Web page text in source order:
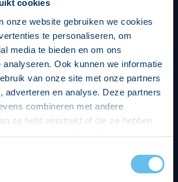
cookies
onze website gebruiken we cookies
te personaliseren, om
media te bieden en om ons
Ook kunnen we informatie
van onze site met onze partners
adverteren en analyse. Deze partners
combineren met andere
ze hebt verstrekt of die ze hebben
wijze. Je kunt je toestemming
en cookieverklaring pagina.